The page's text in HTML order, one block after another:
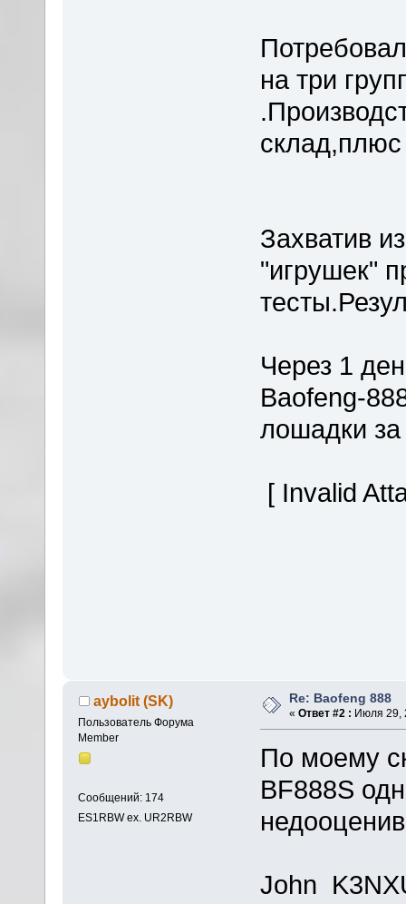
на три
склад,плюс
Захватив
"игрушек"
Через 1
Baofeng-
лошадки
[ Invalid
aybolit (SK)
Пользователь Форума
Member
Сообщений: 174
ES1RBW ex. UR2RBW
Re: Baofeng 888
«Ответ #2 : Июля 29,
По моему
BF888S
John